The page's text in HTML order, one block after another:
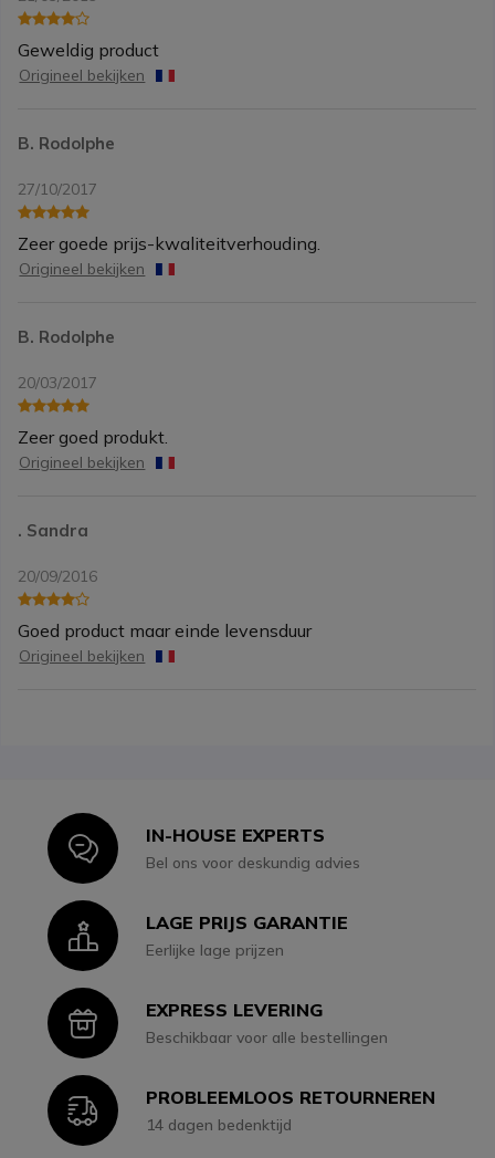
Geweldig product
Origineel bekijken
B. Rodolphe
27/10/2017
Zeer goede prijs-kwaliteitverhouding.
Origineel bekijken
B. Rodolphe
20/03/2017
Zeer goed produkt.
Origineel bekijken
. Sandra
20/09/2016
Goed product maar einde levensduur
Origineel bekijken
IconIN-HOUSE EXPERTS
Bel ons voor deskundig advies
IconLAGE PRIJS GARANTIE
Eerlijke lage prijzen
IconEXPRESS LEVERING
Beschikbaar voor alle bestellingen
IconPROBLEEMLOOS RETOURNEREN
14 dagen bedenktijd